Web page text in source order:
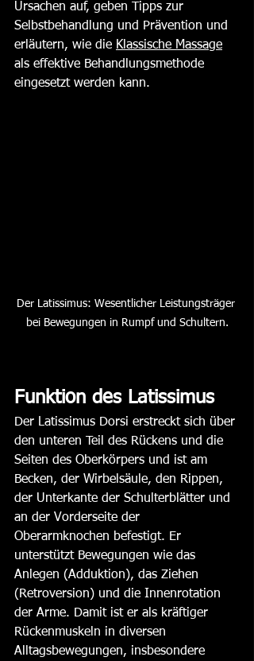
Ursachen auf, geben Tipps zur
Selbstbehandlung und Prävention und
erläutern, wie die Klassische Massage
als effektive Behandlungsmethode
eingesetzt werden kann.
Der Latissimus: Wesentlicher Leistungsträger
bei Bewegungen in Rumpf und Schultern.
Funktion des Latissimus
Der Latissimus Dorsi erstreckt sich über
den unteren Teil des Rückens und die
Seiten des Oberkörpers und ist am
Becken, der Wirbelsäule, den Rippen,
der Unterkante der Schulterblätter und
an der Vorderseite der
Oberarmknochen befestigt. Er
unterstützt Bewegungen wie das
Anlegen (Adduktion), das Ziehen
(Retroversion) und die Innenrotation
der Arme. Damit ist er als kräftiger
Rückenmuskeln in diversen
Alltagsbewegungen, insbesondere